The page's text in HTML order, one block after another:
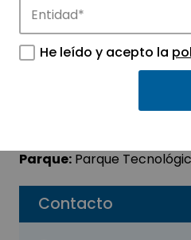
Contacto
Innomy
Parque: Parque
He leído y acepto la